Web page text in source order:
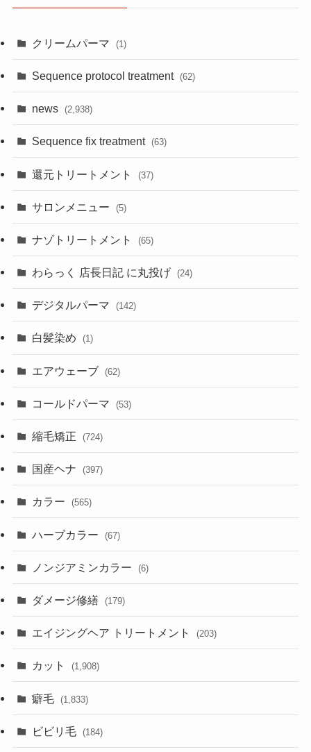
クリームパーマ (1)
Sequence protocol treatment (62)
news (2,938)
Sequence fix treatment (63)
還元トリートメント (37)
サロンメニュー (5)
ナゾトリートメント (65)
わらっく 店長日記 に丸投げ (24)
デジタルパーマ (142)
白髪染め (1)
エアウェーブ (62)
コールドパーマ (53)
縮毛矯正 (724)
国産ヘナ (397)
カラー (565)
ハーブカラー (67)
ノンジアミンカラー (6)
ダメージ修繕 (179)
エイジングヘア トリートメント (203)
カット (1,908)
癖毛 (1,833)
ビビリ毛 (184)